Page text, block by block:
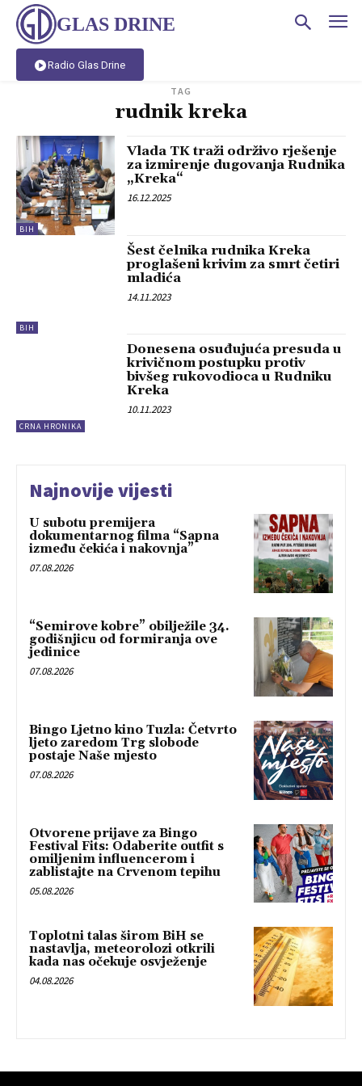
GLAS DRINE
Radio Glas Drine
TAG
rudnik kreka
BIH
Vlada TK traži održivo rješenje
za izmirenje dugovanja Rudnika
„Kreka“
16.12.2025
BIH
Šest čelnika rudnika Kreka
proglašeni krivim za smrt četiri
mladića
14.11.2023
CRNA HRONIKA
Donesena osuđujuća presuda u
krivičnom postupku protiv
bivšeg rukovodioca u Rudniku
Kreka
10.11.2023
Najnovije vijesti
U subotu premijera
dokumentarnog filma “Sapna
između čekića i nakovnja”
07.08.2026
“Semirove kobre” obilježile 34.
godišnjicu od formiranja ove
jedinice
07.08.2026
Bingo Ljetno kino Tuzla: Četvrto
ljeto zaredom Trg slobode
postaje Naše mjesto
07.08.2026
Otvorene prijave za Bingo
Festival Fits: Odaberite outfit s
omiljenim influencerom i
zablistajte na Crvenom tepihu
05.08.2026
Toplotni talas širom BiH se
nastavlja, meteorolozi otkrili
kada nas očekuje osvježenje
04.08.2026